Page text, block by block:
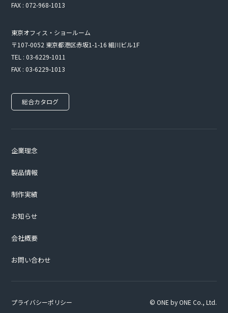
FAX : 072-968-1013
東京オフィス・ショールーム
〒107-0052 東京都港区赤坂1-1-16 細川ビル1F
TEL : 03-6229-1011
FAX : 03-6229-1013
総合カタログ
企業理念
製品情報
制作実績
お知らせ
会社概要
お問い合わせ
プライバシーポリシー © ONE by ONE Co., Ltd.